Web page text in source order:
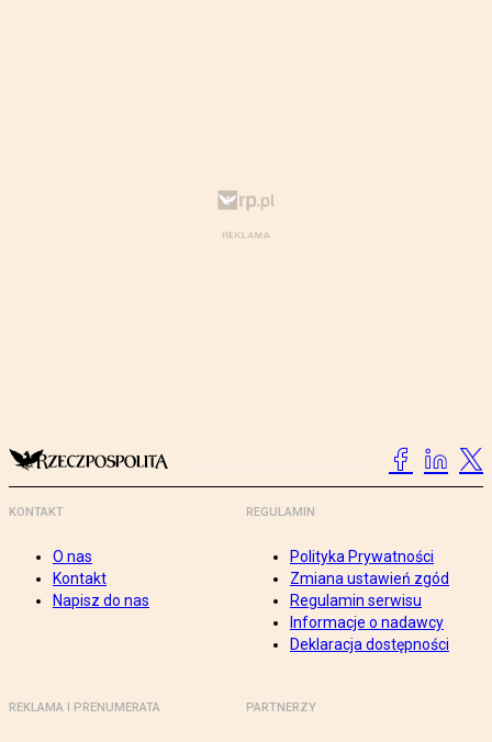
KONTAKT
O nas
Kontakt
Napisz do nas
REGULAMIN
Polityka Prywatności
Zmiana ustawień zgód
Regulamin serwisu
Informacje o nadawcy
Deklaracja dostępności
REKLAMA I PRENUMERATA PARTNERZY